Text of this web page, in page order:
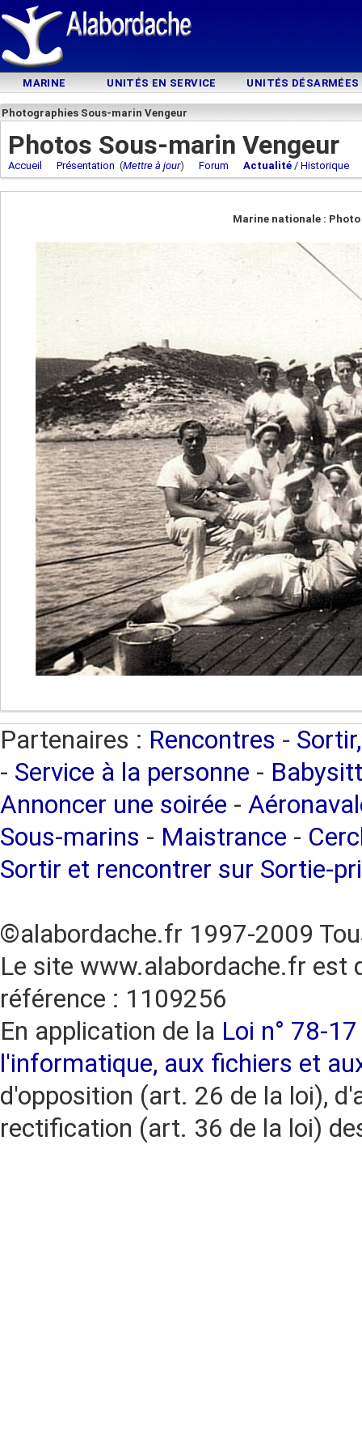
MARINE UNITÉS EN SERVICE UNITÉS DÉSARMÉES
Photographies Sous-marin Vengeur
Photos Sous-marin Vengeur
Accueil Présentation (Mettre à jour) Forum Actualité / Historique
Marine nationale :
Partenaires : Rencontres -
- Service à la personne -
Annoncer une soirée -
Sous-marins - Maistrance -
Sortir et rencontrer sur Sortie-
©alabordache.fr 1997-2009
Le site www.alabordache.fr est
référence : 1109256
En application de la Loi n° 78-
l'informatique, aux fichiers et
d'opposition (art. 26 de la loi),
rectification (art. 36 de la loi)